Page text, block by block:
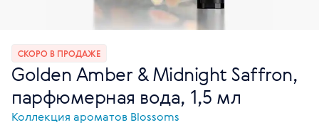
СКОРО В ПРОДАЖЕ
Golden Amber & Midnight Saffron,
парфюмерная вода, 1,5 мл
Коллекция ароматов Blossoms